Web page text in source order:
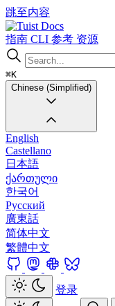
跳至内容
Docs
指南 CLI 参考 资源
⌘K
Chinese (Simplified)
English
Castellano
日本語
ქართული
한국어
Русский
廣東話
简体中文
繁體中文
登录